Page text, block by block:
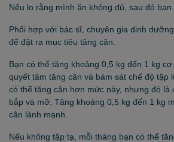
Nếu lo rằng mình ăn không đủ, sau đó bạn
Phối hợp với bác sĩ, chuyên gia dinh
để đặt ra mục tiêu tăng cân.
Bạn có thể tăng khoảng 0,5 kg đến 1 kg
quyết tâm tăng cân và bám sát chế độ tập
có thể tăng cân hơn mức này, nhưng đó là
bắp và mỡ. Tăng khoảng 0,5 kg đến 1 kg
cân lành mạnh.
Nếu không tập tạ, mỗi tháng bạn có thể